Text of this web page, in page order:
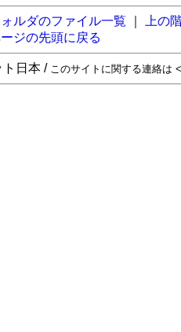
ルダのファイル一覧
上の
ジの先頭に戻る
ト日本 / このサイトに関する連絡は